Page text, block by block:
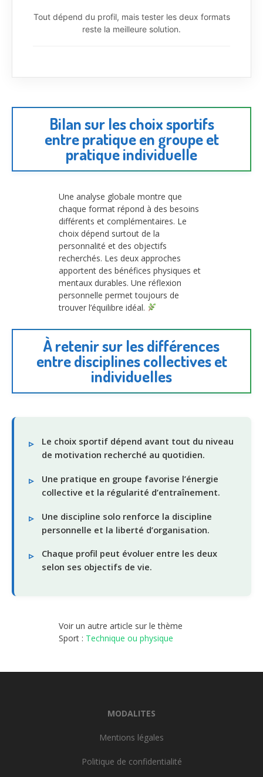
Tout dépend du profil, mais tester les deux formats
reste la meilleure solution.
Bilan sur les choix sportifs
entre pratique en groupe et
pratique individuelle
Une analyse globale montre que
chaque format répond à des besoins
différents et complémentaires. Le
choix dépend surtout de la
personnalité et des objectifs
recherchés. Les deux approches
apportent des bénéfices physiques et
mentaux durables. Une réflexion
personnelle permet toujours de
trouver l’équilibre idéal.
À retenir sur les différences
entre disciplines collectives et
individuelles
Le choix sportif dépend avant tout du niveau
de motivation recherché au quotidien.
Une pratique en groupe favorise l’énergie
collective et la régularité d’entraînement.
Une discipline solo renforce la discipline
personnelle et la liberté d’organisation.
Chaque profil peut évoluer entre les deux
selon ses objectifs de vie.
Voir un autre article sur le thème
Sport : Technique ou physique
MODALITES
Mentions légales
Politique de confidentialité